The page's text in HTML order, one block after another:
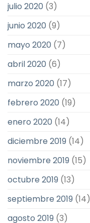
julio 2020 (3)
junio 2020 (9)
mayo 2020 (7)
abril 2020 (6)
marzo 2020 (17)
febrero 2020 (19)
enero 2020 (14)
diciembre 2019 (14)
noviembre 2019 (15)
octubre 2019 (13)
septiembre 2019 (14)
agosto 2019 (3)